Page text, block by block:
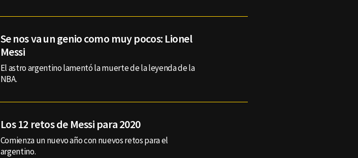
Se nos va un genio como muy pocos: Lionel
Messi
El astro argentino lamentó la muerte de la leyenda de la
NBA.
Los 12 retos de Messi para 2020
Comienza un nuevo año con nuevos retos para el
argentino.